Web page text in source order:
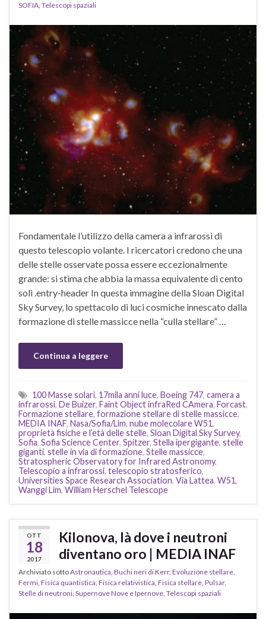
SOFIA, Telescopi spaziali
Fondamentale l’utilizzo della camera a infrarossi di
questo telescopio volante. I ricercatori credono che una
delle stelle osservate possa essere eccezionalmente
grande: si stima che abbia la massa equivalente di cento
soli .entry-header In questa immagine della Sloan Digital
Sky Survey, lo spettacolo di luci cosmiche innescato dalla
formazione di stelle massicce nella “culla stellare” …
Continua a leggere
100 Masse solari, 17mila anni luce, Boeing 747, camera a
infrarossi, De Buizer, Faint Object infraRed CAmera, Forcast,
Formazione stellare, formazione stellare di stelle massicce,
MEDIA INAF, Nasa/Sofia/Lim, nube molecolare W51,
proprietà fisiche e l’età delle stelle, Sloan Digital Sky Survey,
Sofia, Sofia Science Center, Spitzer, Stella ipergigante, stelle
giganti, stelle in via di formazione, Stelle massicce,
Stratospheric Observatory for Infrared Astronomy,
Telescopio a infrarossi, telescopio stratosferico,
Universities Space Research Association, Via Lattea, W51,
Wanggi Lim, William Herschel Telescope
OTT
18
2017
Kilonova, là dove i neutroni
diventano oro | MEDIA INAF
Archiviato sottoAstronautica, Buchi neri di Kerr, Evoluzione stellare,
Fermi, Fisica quantistica, Fisica relativistica, Fisica stellare, Pulsar,
Stelle di neutroni, Supernove Nove e Ipernove, Telescopi spaziali